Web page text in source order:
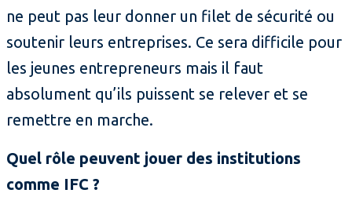
ne peut pas leur donner un filet de sécurité ou
soutenir leurs entreprises. Ce sera difficile pour
les jeunes entrepreneurs mais il faut
absolument qu’ils puissent se relever et se
remettre en marche.
Quel rôle peuvent jouer des institutions
comme IFC ?